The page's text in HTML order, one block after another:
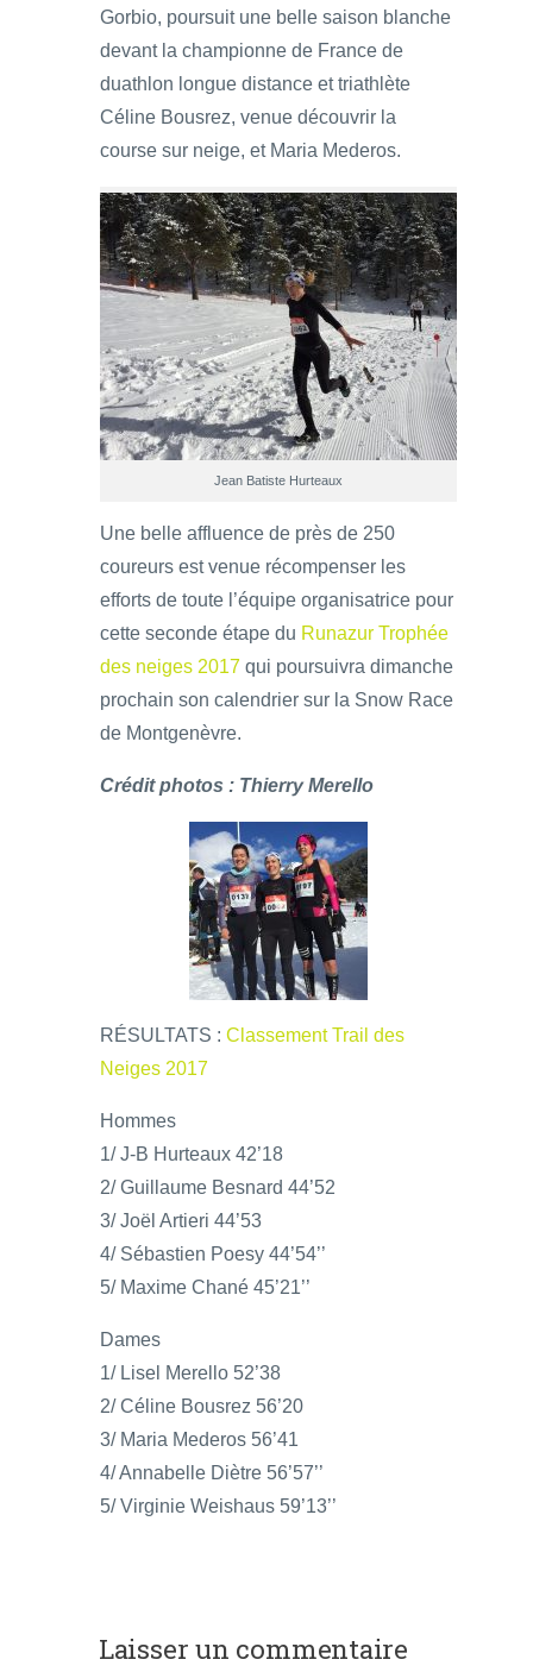
Gorbio, poursuit une belle saison blanche
devant la championne de France de
duathlon longue distance et triathlète
Céline Bousrez, venue découvrir la
course sur neige, et Maria Mederos.
Jean Batiste Hurteaux
Une belle affluence de près de 250
coureurs est venue récompenser les
efforts de toute l’équipe organisatrice pour
cette seconde étape du Runazur Trophée
des neiges 2017 qui poursuivra dimanche
prochain son calendrier sur la Snow Race
de Montgenèvre.
Crédit photos : Thierry Merello
RÉSULTATS : Classement Trail des
Neiges 2017
Hommes
1/ J-B Hurteaux 42’18
2/ Guillaume Besnard 44’52
3/ Joël Artieri 44’53
4/ Sébastien Poesy 44’54’’
5/ Maxime Chané 45’21’’
Dames
1/ Lisel Merello 52’38
2/ Céline Bousrez 56’20
3/ Maria Mederos 56’41
4/ Annabelle Diètre 56’57’’
5/ Virginie Weishaus 59’13’’
Laisser un commentaire